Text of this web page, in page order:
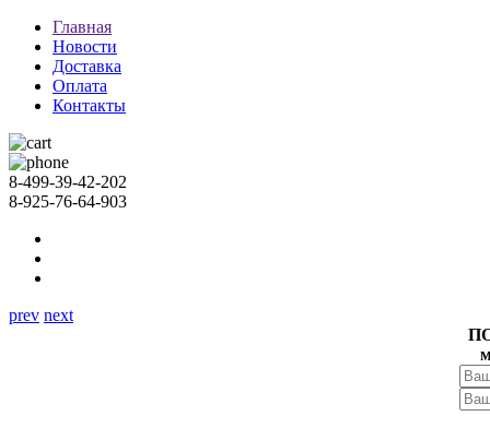
Главная
Новости
Доставка
Оплата
Контакты
8-499-39-42-202
8-925-76-64-903
prev next